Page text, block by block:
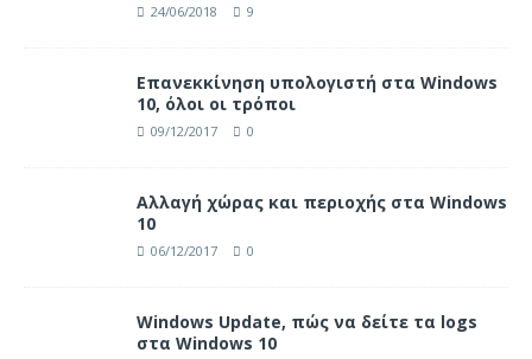
24/06/2018 9
Επανεκκίνηση υπολογιστή στα Windows
10, όλοι οι τρόποι
09/12/2017 0
Αλλαγή χώρας και περιοχής στα Windows
10
06/12/2017 0
Windows Update, πώς να δείτε τα logs
στα Windows 10